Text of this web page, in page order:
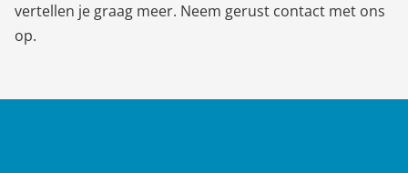
vertellen je graag meer. Neem gerust contact met ons
op.